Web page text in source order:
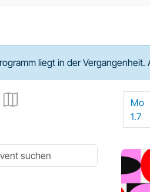
- 2024
liegt in der
Mo
1.7